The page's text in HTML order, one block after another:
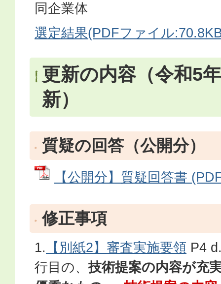
同企業体
選定結果(PDFファイル
更新の内容（令和5
新）
質疑の回答（公開分）
【公開分】質疑回答書
修正事項
1. 【別紙2】審査実施要領 P4
行目の、技術提案の内容が充